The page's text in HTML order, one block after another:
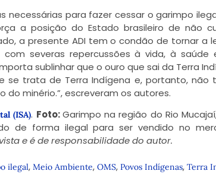
necessárias para fazer cessar o garimpo
a posição do Estado brasileiro de não
a presente ADI tem o condão de tornar a
com severas repercussões à vida, à
sublinhar que o ouro que sai da Terra
se trata de Terra Indígena e, portanto, não
minério.”, escreveram os autores.
(ISA). Foto:Garimpo na região do Rio
de forma ilegal para ser vendido no
e é de responsabilidade do autor.
ilegal, Meio Ambiente, OMS, Povos Indígenas, Terra